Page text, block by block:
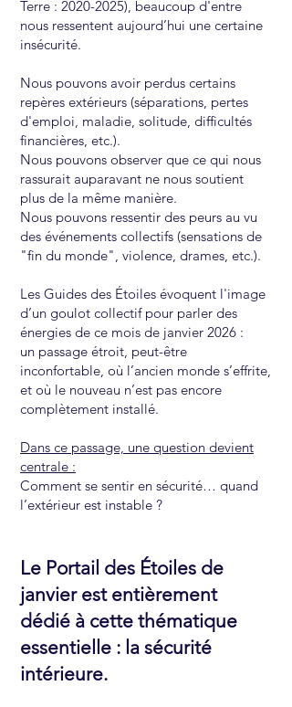
Terre : 2020-2025) , beaucoup d'entre
nous ressentent aujourd’hui une certaine
insécurité.
Nous pouvons avoir perdus certains
repères extérieurs (séparations, pertes
d'emploi, maladie, solitude, difficultés
financières, etc.).
Nous pouvons observer que ce qui nous
rassurait auparavant ne nous soutient
plus de la même manière.
Nous pouvons ressentir des peurs au vu
des événements collectifs (sensations de
"fin du monde", violence, drames, etc.).
Les Guides des Étoiles évoquent l'image
d’un goulot collectif pour parler des
énergies de ce mois de janvier 2026 :
un passage étroit, peut-être
inconfortable, où l’ancien monde s’effrite,
et où le nouveau n’est pas encore
complètement installé.
Dans ce passage, une question devient
centrale :
Comment se sentir en sécurité… quand
l’extérieur est instable ?
Le Portail des Étoiles de
janvier est entièrement
dédié à cette thématique
essentielle : la sécurité
intérieure.